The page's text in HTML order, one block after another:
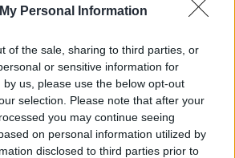
Personal Information
of the sale, sharing to third parties, or
or sensitive information for
us, please use the below opt-out
selection. Please note that after your
you may continue seeing
on personal information utilized by
disclosed to third parties prior to
la fața locului între polițiștii
despre trăgător sunt
către polițiștii locali de
Serviciul Secret.
rapid este agravată de faptul
o anumită confuzie și ineficiență